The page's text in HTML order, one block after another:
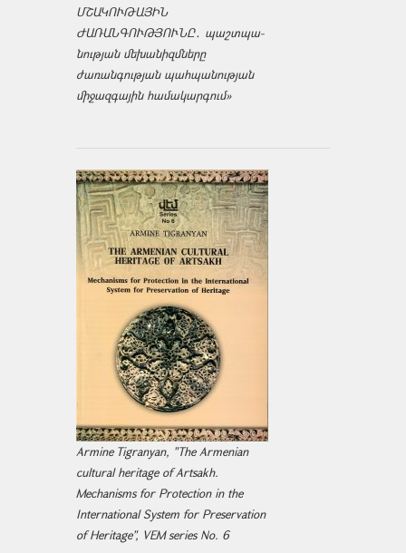
ՄՇԱԿՈՒԹԱՅԻՆ
ԺԱՌԱՆԳՈՒԹՅՈՒՆԸ․ պաշտպա­
նության մեխանիզմները
ժառանգության պահպանության
միջազ­գային համակարգում»
Armine Tigranyan, "The Armenian
cultural heritage of Artsakh.
Mechanisms for Protection in the
International System for Preservation
of Heritage", VEM series No. 6